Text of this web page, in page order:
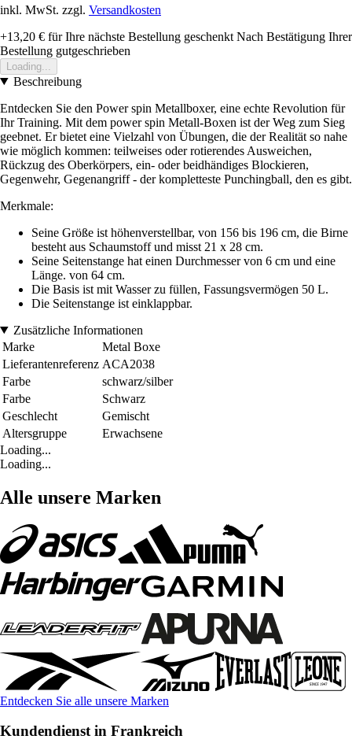
inkl. MwSt. zzgl. Versandkosten
+13,20 € für Ihre nächste Bestellung geschenkt Nach Bestätigung Ihrer
Bestellung gutgeschrieben
Loading...
Beschreibung
Entdecken Sie den Power spin Metallboxer, eine echte Revolution für
Ihr Training. Mit dem power spin Metall-Boxen ist der Weg zum Sieg
geebnet. Er bietet eine Vielzahl von Übungen, die der Realität so nahe
wie möglich kommen: teilweises oder rotierendes Ausweichen,
Rückzug des Oberkörpers, ein- oder beidhändiges Blockieren,
Gegenwehr, Gegenangriff - der kompletteste Punchingball, den es gibt.
Merkmale:
Seine Größe ist höhenverstellbar, von 156 bis 196 cm, die Birne
besteht aus Schaumstoff und misst 21 x 28 cm.
Seine Seitenstange hat einen Durchmesser von 6 cm und eine
Länge. von 64 cm.
Die Basis ist mit Wasser zu füllen, Fassungsvermögen 50 L.
Die Seitenstange ist einklappbar.
Zusätzliche Informationen
Marke
Metal Boxe
Lieferantenreferenz ACA2038
Farbe
schwarz/silber
Farbe
Schwarz
Geschlecht
Gemischt
Altersgruppe
Erwachsene
Loading...
Loading...
Alle unsere Marken
Entdecken Sie alle unsere Marken
Kundendienst in Frankreich